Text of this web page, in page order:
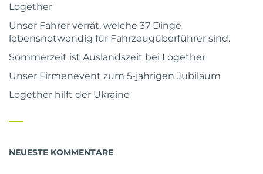
Logether
Unser Fahrer verrät, welche 37 Dinge
lebensnotwendig für Fahrzeugüberführer sind.
Sommerzeit ist Auslandszeit bei Logether
Unser Firmenevent zum 5-jährigen Jubiläum
Logether hilft der Ukraine
NEUESTE KOMMENTARE